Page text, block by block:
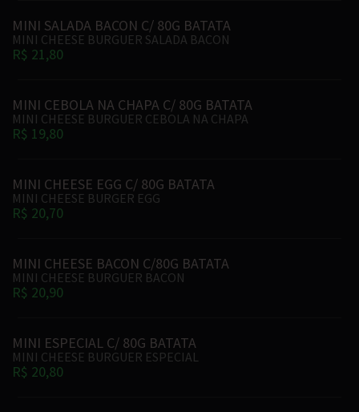
MINI SALADA BACON C/ 80G BATATA
MINI CHEESE BURGUER SALADA BACON
R$ 21,80
MINI CEBOLA NA CHAPA C/ 80G BATATA
MINI CHEESE BURGUER CEBOLA NA CHAPA
R$ 19,80
MINI CHEESE EGG C/ 80G BATATA
MINI CHEESE BURGER EGG
R$ 20,70
MINI CHEESE BACON C/80G BATATA
MINI CHEESE BURGUER BACON
R$ 20,90
MINI ESPECIAL C/ 80G BATATA
MINI CHEESE BURGUER ESPECIAL
R$ 20,80